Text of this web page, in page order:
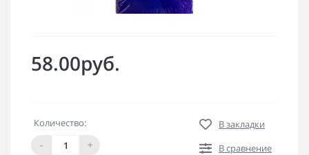
58.00руб.
Количество:
-
+
В закладки
В сравнение